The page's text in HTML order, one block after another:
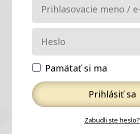
Pamätať si ma
Prihlásiť sa
Zabudli ste heslo?